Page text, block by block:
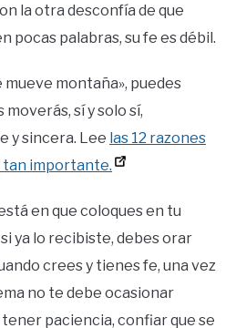
la otra desconfía de que
pocas palabras, su fe es débil.
mueve montaña», puedes
sí y solo sí,
y sincera. Lee las 12 razones
tan importante.
en que coloques en tu
ya lo recibiste, debes orar
crees y tienes fe, una vez
no te debe ocasionar
paciencia, confiar que se